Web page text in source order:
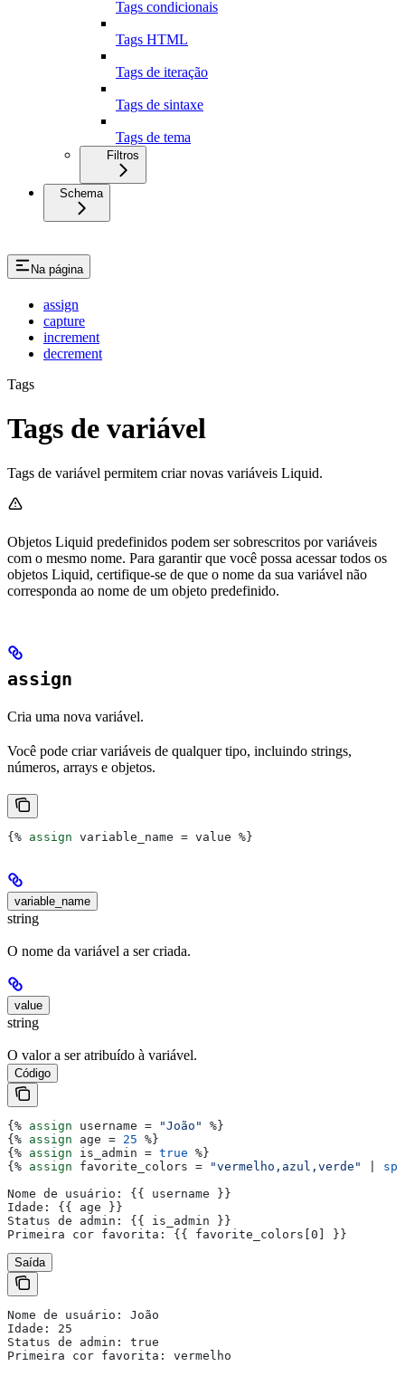
Tags condicionais
Tags HTML
Tags de iteração
Tags de sintaxe
Tags de tema
Filtros
Schema
Na página
assign
capture
increment
decrement
Tags
Tags de variável
Tags de variável permitem criar novas variáveis Liquid.
Objetos Liquid predefinidos podem ser sobrescritos por variáveis
com o mesmo nome. Para garantir que você possa acessar todos os
objetos Liquid, certifique-se de que o nome da sua variável não
corresponda ao nome de um objeto predefinido.
assign
Cria uma nova variável.
Você pode criar variáveis de qualquer tipo, incluindo strings,
números, arrays e objetos.
{% assign variable_name = value %}
variable_name
string
O nome da variável a ser criada.
value
string
O valor a ser atribuído à variável.
Código
{% assign username = "João"
%}
{% assign age = 25 %}
{% assign is_admin = true %}
{% assign favorite_colors = "vermelho,azul,verde"
Nome de usuário: {{ username }}
Idade: {{ age }}
Status de admin: {{ is_admin }}
Primeira cor favorita: {{ favorite_colors [0] }}
Saída
Nome de usuário: João
Idade: 25
Status de admin: true
Primeira cor favorita: vermelho